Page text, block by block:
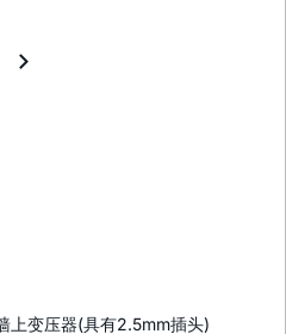
上变压器(具有2.5mm插头)